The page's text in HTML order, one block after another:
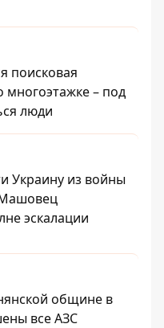
поисковая
многоэтажке – под
люди
Украину из войны
эскалации
общине в
все АЗС